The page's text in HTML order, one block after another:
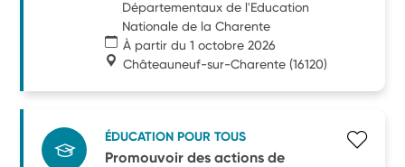
Départementaux de l'Education
Nationale de la Charente
À partir du 1 octobre 2026
Châteauneuf-sur-Charente (16120)
ÉDUCATION POUR TOUS
Promouvoir des actions de